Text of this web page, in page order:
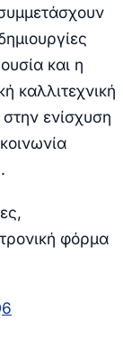
και η
καλλιτεχνική
ενίσχυση
φόρμα